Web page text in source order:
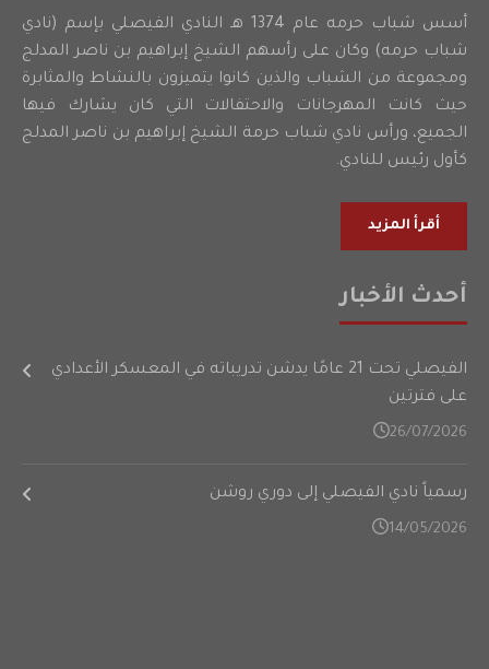
أسس شباب حرمه عام 1374 هـ النادي الفيصلي بإسم (نادي
شباب حرمه) وكان على رأسهم الشيخ إبراهيم بن ناصر المدلج
ومجموعة من الشباب والذين كانوا يتميزون بالنشاط والمثابرة
حيث كانت المهرجانات والاحتفالات التي كان يشارك فيها
الجميع، ورأس نادي شباب حرمة الشيخ إبراهيم بن ناصر المدلج
كأول رئيس للنادي.
أقرأ المزيد
أحدث الأخبار
الفيصلي تحت 21 عامًا يدشن تدريباته في المعسكر الأعدادي
على فترتين
26/07/2026
رسمياً نادي الفيصلي إلى دوري روشن
14/05/2026